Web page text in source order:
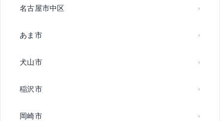
名古屋市中区
あま市
犬山市
稲沢市
岡崎市